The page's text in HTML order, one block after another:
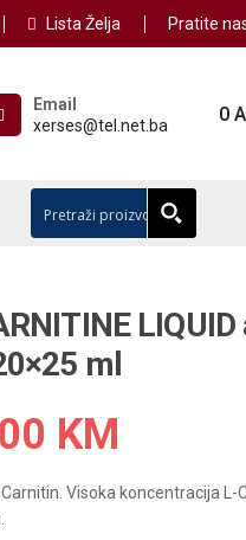
Lista Želja Pratite
Email
xerses@tel.net.ba
0
ml
KM
Visoka koncentracija